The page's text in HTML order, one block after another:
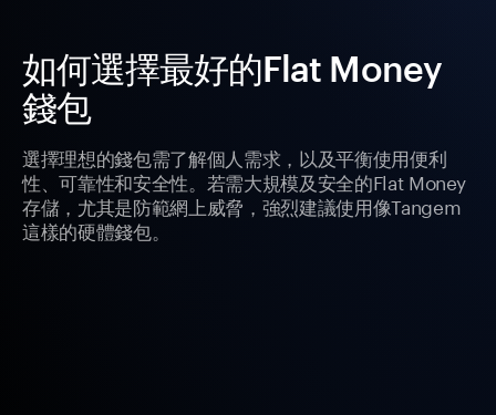
如何選擇最好的Flat Money
錢包
選擇理想的錢包需了解個人需求，以及平衡使用便利
性、可靠性和安全性。若需大規模及安全的Flat Money
存儲，尤其是防範網上威脅，強烈建議使用像Tangem
這樣的硬體錢包。